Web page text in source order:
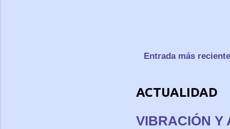
Entrada más reciente
ACTUALIDAD
VIBRACIÓN Y